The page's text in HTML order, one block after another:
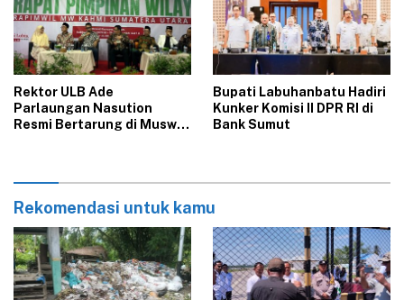
Rektor ULB Ade
Parlaungan Nasution
Resmi Bertarung di Muswil
‎Bupati Labuhanbatu Hadiri
Kunker Komisi II DPR RI di
Bank Sumut‎
Rekomendasi untuk kamu